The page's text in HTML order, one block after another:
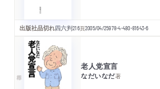
出版社品切れ四六判216頁2005/04/25978-4-480-81643-6
老人党宣言
なだいなだ著